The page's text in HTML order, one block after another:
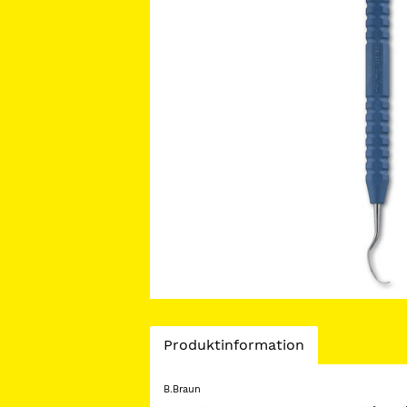
Current
Produktinformation
B.Braun